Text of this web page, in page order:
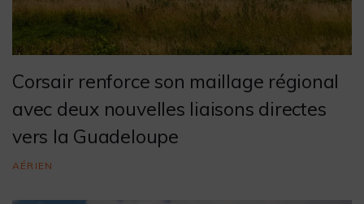
Corsair renforce son maillage régional
avec deux nouvelles liaisons directes
vers la Guadeloupe
AÉRIEN